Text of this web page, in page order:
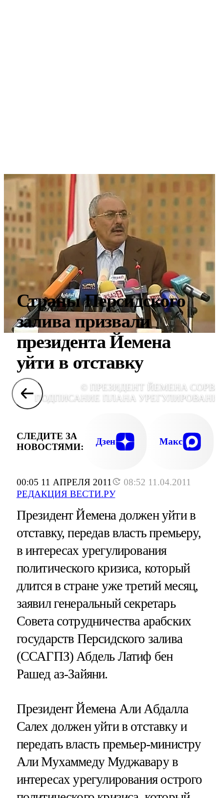
00:05 11 АПРЕЛЯ 2011
08:52 11.04.2011
РЕДАКЦИЯ ВЕСТИ.РУ
Страны Персидского
залива призвали
президента Йемена
уйти в отставку
© ПРЕЗИДЕНТ ЙЕМЕНА
ПОДПИСАНИЕ ПЛАНА
СЛЕДИТЕ ЗА
НОВОСТЯМИ:
Дзен Макс
Президент Йемена должен уйти в
отставку, передав власть премьеру,
в интересах урегулирования
политического кризиса, который
длится в стране уже третий месяц,
заявил генеральный секретарь
Совета сотрудничества арабских
государств Персидского залива
(ССАГПЗ) Абдель Латиф бен
Рашед аз-Зайяни.
Президент Йемена Али Абдалла
Салех должен уйти в отставку и
передать власть премьер-министру
Али Мухаммеду Муджавару в
интересах урегулирования острого